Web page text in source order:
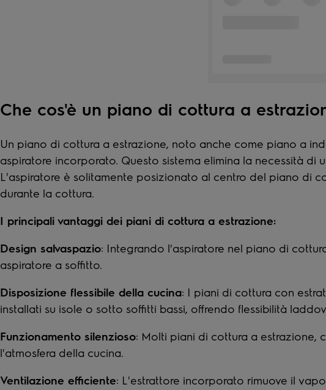
Che cos'è un piano di cottura a
Un piano di cottura a estrazione, noto anche come piano a
aspiratore incorporato. Questo sistema elimina la necessità
L'aspiratore è solitamente posizionato al centro del piano di
durante la cottura.
I principali vantaggi dei piani di cottura a estrazione:
Design salvaspazio: Integrando l'aspiratore nel piano di
aspiratore a soffitto.
Disposizione flessibile della cucina: I piani di cottura con
installati su isole o sotto soffitti bassi, offrendo flessibilità
Funzionamento silenzioso: Molti piani di cottura a estrazione,
l'atmosfera della cucina.
Ventilazione efficiente: L'estrattore incorporato rimuove il